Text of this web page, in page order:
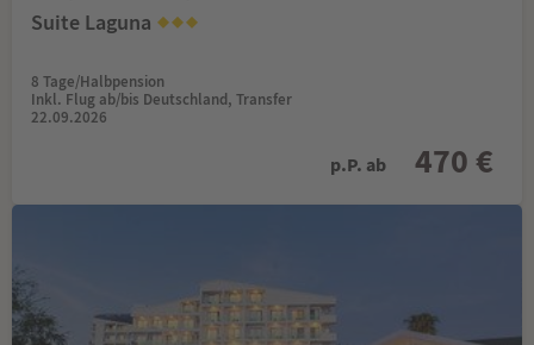
Suite Laguna
8 Tage/Halbpension
Inkl. Flug ab/bis Deutschland, Transfer
22.09.2026
p.P. ab 470 €